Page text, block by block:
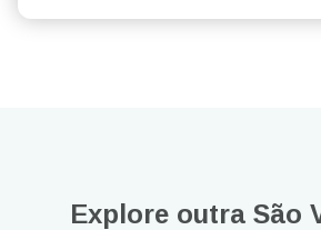
Explore outra São